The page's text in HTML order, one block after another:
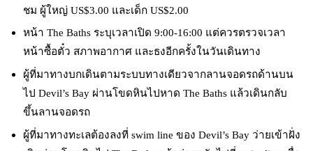
ชม ผู้ใหญ่ US$3.00 และเด็ก US$2.00
หน้า The Baths ระบุเวลาเปิด 9:00-16:00 แต่ควรตรวจเวลา
หน้าซื้อตั๋ว สภาพอากาศ และธงอีกครั้งในวันเดินทาง
ผู้ที่มาทางบกเดินตามระบบทางเดียวจากลานจอดรถด้านบน
ไป Devil’s Bay ผ่านโขดหินไปหาด The Baths แล้วเดินกลับ
ขึ้นลานจอดรถ
ผู้ที่มาทางทะเลต้องลงที่ swim line ของ Devil’s Bay ว่ายเข้าฝั่ง